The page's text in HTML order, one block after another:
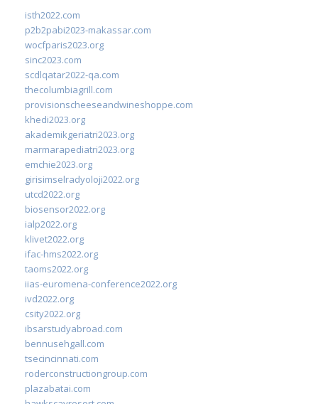
isth2022.com
p2b2pabi2023-makassar.com
wocfparis2023.org
sinc2023.com
scdlqatar2022-qa.com
thecolumbiagrill.com
provisionscheeseandwineshoppe.com
khedi2023.org
akademikgeriatri2023.org
marmarapediatri2023.org
emchie2023.org
girisimselradyoloji2022.org
utcd2022.org
biosensor2022.org
ialp2022.org
klivet2022.org
ifac-hms2022.org
taoms2022.org
iias-euromena-conference2022.org
ivd2022.org
csity2022.org
ibsarstudyabroad.com
bennusehgall.com
tsecincinnati.com
roderconstructiongroup.com
plazabatai.com